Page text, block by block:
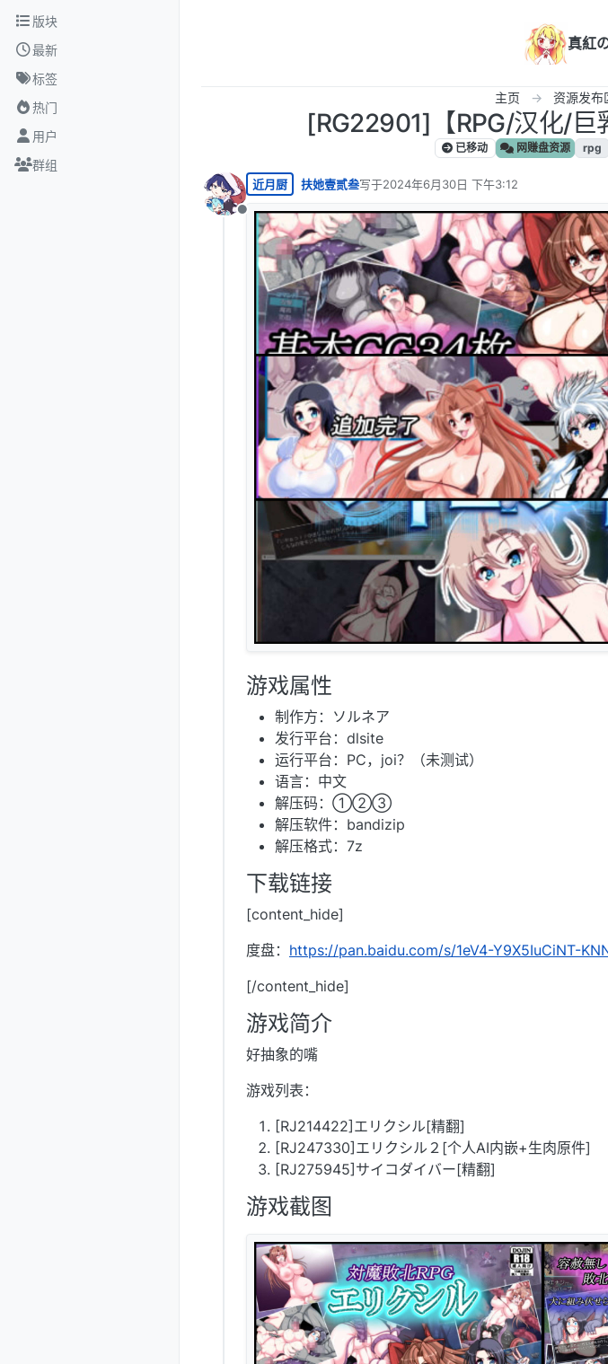
跳转至内容
版块
最新
标签
热门
用户
群组
真紅
主页 资源发布
[RG22901]【RPG/汉化/巨
已移动 网赚盘资源 rpg
离线
近月厨 扶她壹贰叁写于2024年6月30日 下午3:12
最后由 编辑
游戏属性
制作方：ソルネア
发行平台：dlsite
运行平台：PC，joi？（未测试）
语言：中文
解压码：①②③
解压软件：bandizip
解压格式：7z
下载链接
[content_hide]
度盘： https://pan.baidu.com/s/1eV4-Y9X5IuCiNT-
[/content_hide]
游戏简介
好抽象的嘴
游戏列表：
[RJ214422]エリクシル[精翻]
[RJ247330]エリクシル２[个人AI内嵌+生肉原件]
[RJ275945]サイコダイバー[精翻]
游戏截图